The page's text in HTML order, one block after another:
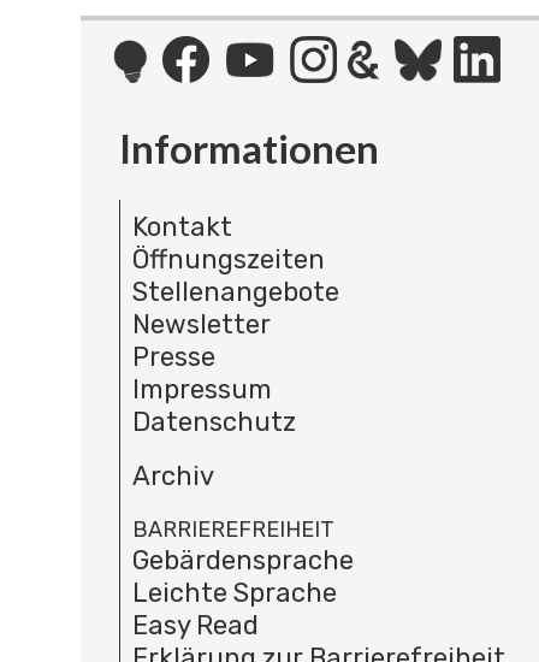
Informationen
Kontakt
Öffnungszeiten
Stellenangebote
Newsletter
Presse
Impressum
Datenschutz
Archiv
BARRIEREFREIHEIT
Gebärdensprache
Leichte Sprache
Easy Read